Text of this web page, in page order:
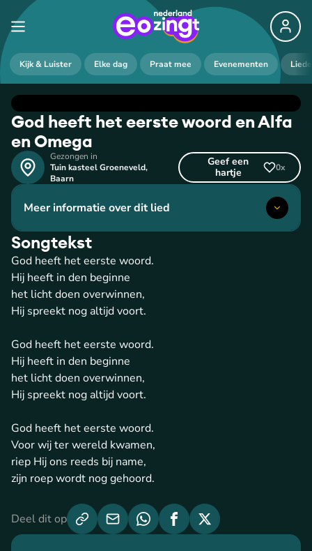
Kijk & Luister Elke dag Praat mee Evenementen
God heeft het eerste woord en Alfa
en Omega
Gezongen in
Tuin kasteel Groeneveld,
Baarn
Geef een
hartje
0x
Meer informatie over dit lied
Songtekst
God heeft het eerste woord.
Hij heeft in den beginne
het licht doen overwinnen,
Hij spreekt nog altijd voort.
God heeft het eerste woord.
Hij heeft in den beginne
het licht doen overwinnen,
Hij spreekt nog altijd voort.
God heeft het eerste woord.
Voor wij ter wereld kwamen,
riep Hij ons reeds bij name,
zijn roep wordt nog gehoord.
Deel dit op